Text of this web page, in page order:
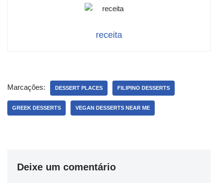
receita
Marcações: DESSERT PLACES FILIPINO DESSERTS
GREEK DESSERTS VEGAN DESSERTS NEAR ME
Deixe um comentário